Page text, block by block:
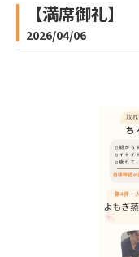
【満席御礼】
2026/04/06